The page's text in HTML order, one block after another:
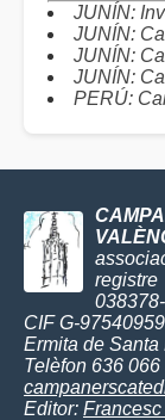
JUNÍN:
JUNÍN:
JUNÍN:
JUNÍN:
PERÚ:
CIF G-
Ermita de
Telèfon 636
Editor: